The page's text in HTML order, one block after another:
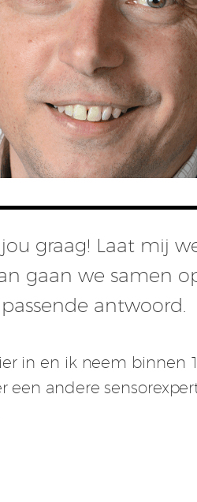
graag! Laat mij
gaan we samen
antwoord.
in en ik neem binnen
een andere